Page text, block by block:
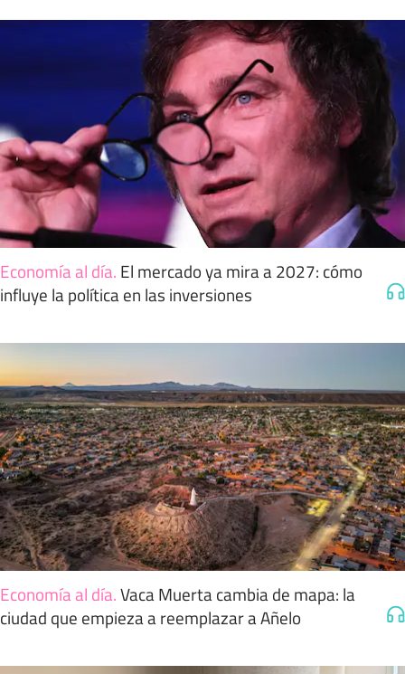
Economía al día. El mercado ya mira a 2027: cómo
influye la política en las inversiones
Economía al día.Vaca Muerta cambia de mapa: la
ciudad que empieza a reemplazar a Añelo